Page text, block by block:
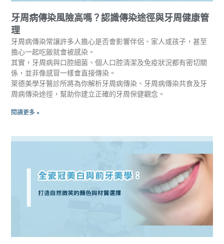
牙周病傳染風險高嗎？認識傳染途徑與牙周健康管
理
牙周病傳染常讓許多人擔心是否會影響伴侶、家人或孩子，甚至
擔心一起吃飯就會被感染。
其實，牙周病與口腔細菌、個人口腔清潔及免疫狀況都有密切關
係，並非像感冒一樣會直接傳染。
萊德美學牙醫診所將為你解析牙周病傳染、牙周病傳染共食及牙
周病傳染途徑，幫助你建立正確的牙周保健觀念。
閱讀更多 »